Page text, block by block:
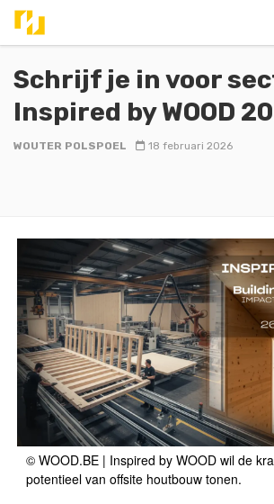
Schrijf je in voor
Inspired by WOOD
WOUTER POLSPOEL 18 februari 2026
© WOOD.BE | Inspired by WOOD wil de
potentieel van offsite houtbouw tonen.